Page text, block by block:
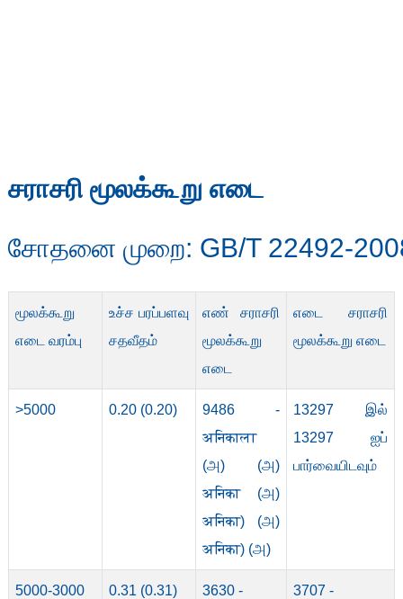
சராசரி மூலக்கூறு எடை
சோதனை முறை: GB/T 22492-
மூலக்கூறு
எடை வரம்பு
உச்ச பரப்பளவு
சதவீதம்
எண் சராசரி
மூலக்கூறு
எடை
எடை சராசரி
மூலக்கூறு எடை
>5000 0.20 (0.20)
9486 -
अनिकाला
(அ) (அ)
अनिका (அ)
अनिका) (அ)
अनिका) (அ)
13297 இல்
13297 ஐப்
பார்வையிடவும்
5000-3000 0.31 (0.31) 3630 - 3707 -